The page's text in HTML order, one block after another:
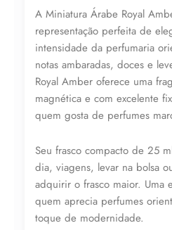
Revenda por
R$99,90
Compre por
R$63,00
6x deR$10,50sem
(A024)
quantidade
A Miniatura Árabe Royal
representação perfeita de
intensidade da perfumaria
notas ambaradas, doces e
Royal Amber oferece uma
magnética e com excelente
quem gosta de perfumes
Seu frasco compacto de 25
dia, viagens, levar na bolsa
adquirir o frasco maior. Uma
quem aprecia perfumes
toque de modernidade.